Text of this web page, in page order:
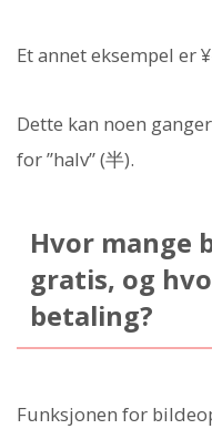
Et annet eksempel er
Dette kan noen
for ”halv” (半).
Hvor mange
gratis, og
betaling?
Funksjonen for